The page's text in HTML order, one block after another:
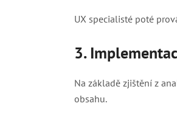
UX specialisté poté
3.
Na základě zjištění z
obsahu.